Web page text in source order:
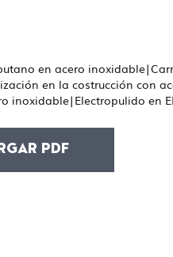
en acero
en la costrucción con
inoxidable|Electropulido en
PDF